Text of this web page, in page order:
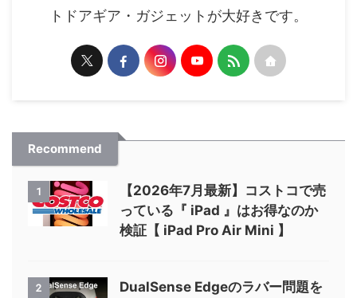
トドアギア・ガジェットが大好きです。
Recommend
1
【2026年7月最新】コストコで売
っている『 iPad 』はお得なのか
検証【 iPad Pro Air Mini 】
2
DualSense Edgeのラバー問題を